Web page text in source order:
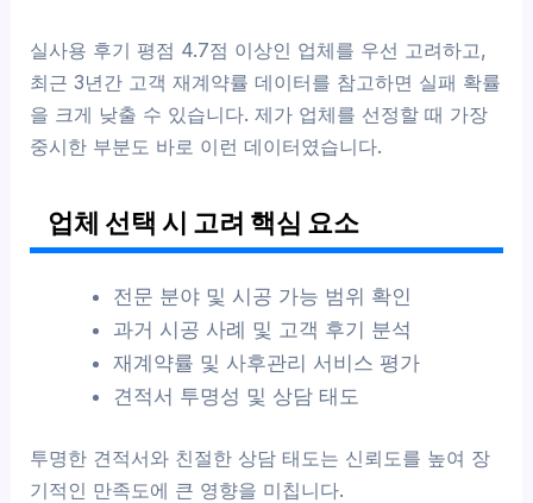
실사용 후기 평점 4.7점 이상인 업체를 우선 고려하고,
최근 3년간 고객 재계약률 데이터를 참고하면 실패 확률
을 크게 낮출 수 있습니다. 제가 업체를 선정할 때 가장
중시한 부분도 바로 이런 데이터였습니다.
업체 선택 시 고려 핵심 요소
전문 분야 및 시공 가능 범위 확인
과거 시공 사례 및 고객 후기 분석
재계약률 및 사후관리 서비스 평가
견적서 투명성 및 상담 태도
투명한 견적서와 친절한 상담 태도는 신뢰도를 높여 장
기적인 만족도에 큰 영향을 미칩니다.